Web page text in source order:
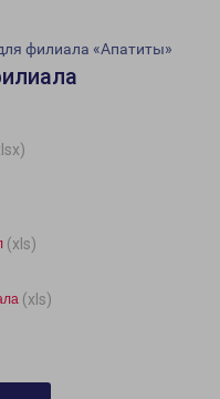
филиала «Апатиты»
(xls)
(xls)